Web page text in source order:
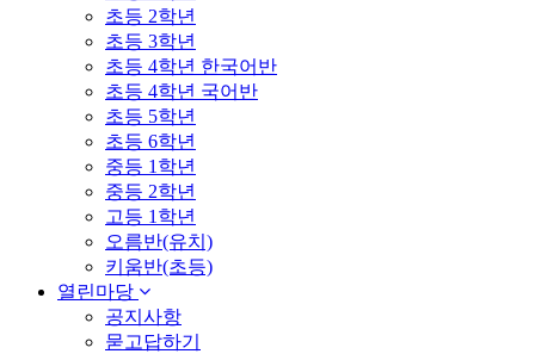
초등 2학년
초등 3학년
초등 4학년 한국어반
초등 4학년 국어반
초등 5학년
초등 6학년
중등 1학년
중등 2학년
고등 1학년
오름반(유치)
키움반(초등)
열린마당
공지사항
묻고답하기